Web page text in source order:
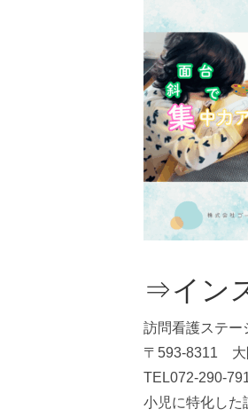
⇒イン
訪問看護ステー
〒593-8311 大
TEL072-290-
小児に特化した